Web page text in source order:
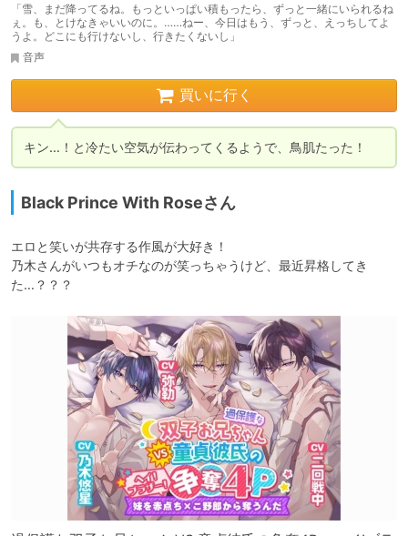
「雪、まだ降ってるね。もっといっぱい積もったら、ずっと一緒にいられるね
ぇ。も、とけなきゃいいのに。……ねー、今日はもう、ずっと、えっちしてよ
うよ。どこにも行けないし、行きたくないし」
音声
買いに行く
キン…！と冷たい空気が伝わってくるようで、鳥肌たった！
Black Prince With Roseさん
エロと笑いが共存する作風が大好き！
乃木さんがいつもオチなのが笑っちゃうけど、最近昇格してき